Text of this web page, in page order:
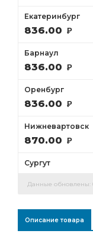
Екатеринбург
836.00 Р
Барнаул
836.00 Р
Оренбург
836.00 Р
Нижневартовск
870.00 Р
Сургут
Данные обновлены:
Описание товара